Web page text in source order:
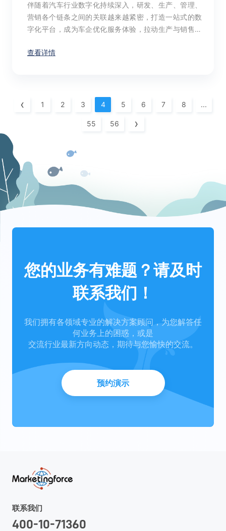
伴随着汽车行业数字化持续深入，研发、生产、管理、
营销各个链条之间的关联越来越紧密，打造一站式的数
字化平台，成为车企优化服务体验，拉动生产与销售提
查看详情
‹ 1 2 3 4 5 6 7 8 ...
55 56 ›
您的业务有难题？请及时
联系我们！
我们拥有各领域专业的解决方案顾问，为您解答任
何业务上的困惑，或是
交流行业最新方向动态，期待与您愉快的交流。
预约演示
联系我们
400-10-71360